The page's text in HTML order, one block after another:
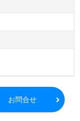
お問合せ